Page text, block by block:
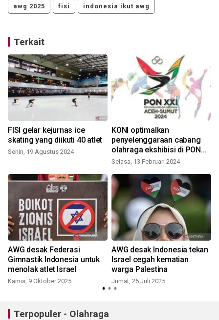
awg 2025 fisi indonesia ikut awg
Terkait
FISI gelar kejurnas ice
skating yang diikuti 40 atlet
Senin, 19 Agustus 2024
KONI optimalkan
penyelenggaraan cabang
olahraga ekshibisi di PON
2024
Selasa, 13 Februari 2024
AWG desak Federasi
Gimnastik Indonesia untuk
menolak atlet Israel
Kamis, 9 Oktober 2025
AWG desak Indonesia tekan
Israel cegah kematian
warga Palestina
Jumat, 25 Juli 2025
Terpopuler - Olahraga